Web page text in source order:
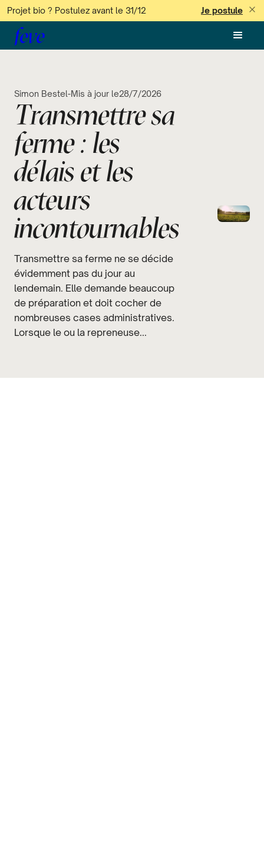
Projet bio ? Postulez avant le 31/12 Je postule
feve
Simon Bestel-Mis à jour le28/7/2026
Transmettre sa
ferme : les
délais et les
acteurs
incontournables
Transmettre sa ferme ne se décide
évidemment pas du jour au
lendemain. Elle demande beaucoup
de préparation et doit cocher de
nombreuses cases administratives.
Lorsque le ou la repreneuse...